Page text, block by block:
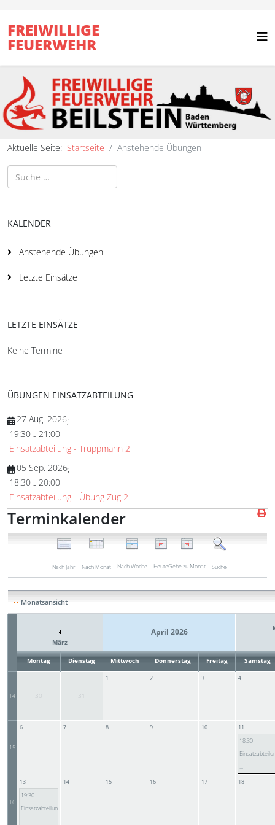
FREIWILLIGE
FEUERWEHR
Aktuelle Seite: Startseite Anstehende Übungen
Suchen
KALENDER
Anstehende Übungen
Letzte Einsätze
LETZTE EINSÄTZE
Keine Termine
ÜBUNGEN EINSATZABTEILUNG
27 Aug. 2026;
19:30 - 21:00
Einsatzabteilung - Truppmann 2
05 Sep. 2026;
18:30 - 20:00
Einsatzabteilung - Übung Zug 2
Terminkalender
Nach Jahr Nach Monat Nach Woche HeuteGehe zu Monat Suche
Monatsansicht
März
April 2026
Montag Dienstag Mittwoch Donnerstag Freitag Samstag
14
1 2 3 4
15
6 7 8 9 10
11
18:30
...
16
13
19:30
Einsatzabteilun
...
14 15 16 17 18